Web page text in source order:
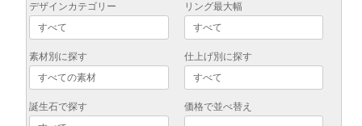
デザインカテゴリー リング最大幅
素材別に探す 仕上げ別に探す
誕生石で探す 価格で並べ替え